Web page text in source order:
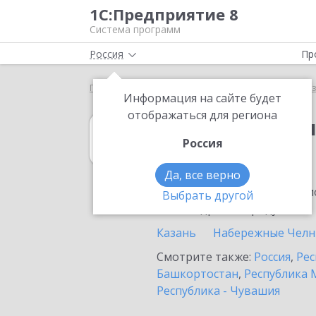
1С:Предприятие 8
Система программ
Россия
Информация на сайте будет
отображаться для региона
Россия
Да, все верно
Выбрать другой
Главная 1С:Бухгалтерия некоммерческой
в Альметьевске
Ознакомьтесь с
Казань
Набережные
Смотрите также: Россия,
Башкортостан, Республика
Республика - Чувашия